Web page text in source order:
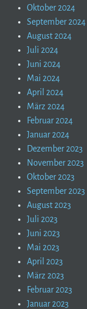
Oktober 2024
September 2024
August 2024
Juli 2024
Juni 2024
Mai 2024
April 2024
März 2024
Februar 2024
Januar 2024
Dezember 2023
November 2023
Oktober 2023
September 2023
August 2023
Juli 2023
Juni 2023
Mai 2023
April 2023
März 2023
Februar 2023
Januar 2023